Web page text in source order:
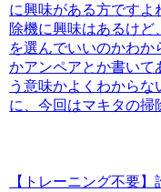
に興味がある方ですよ
除機に興味はあるけど
を選んでいいのかわか
かアンペアとか書いて
う意味かよくわからな
に、今回はマキタの掃
【トレーニング不要